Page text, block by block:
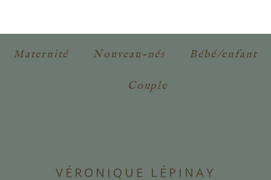
Maternité Nouveau-nés Bébé/enfant
Couple
VÉRONIQUE LÉPINAY